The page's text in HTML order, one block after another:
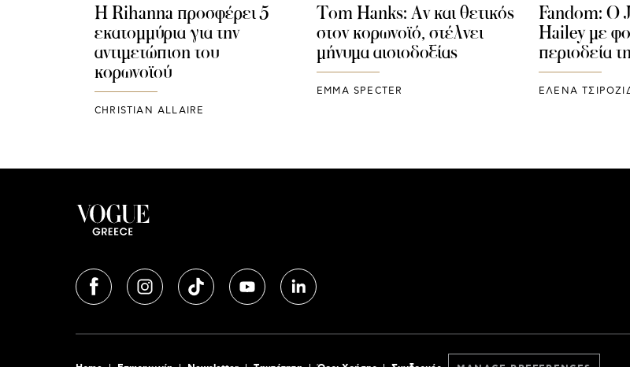
Η Rihanna προσφέρει 5
εκατομμύρια για την
αντιμετώπιση του
κορωνοϊού
CHRISTIAN ALLAIRE
Tom Hanks: Αν και θετικός
στον κορωνοϊό, στέλνει
μήνυμα αισιοδοξίας
EMMA SPECTER
Fandom: Ο
Hailey με
περιοδεία
ΈΛΕΝΑ